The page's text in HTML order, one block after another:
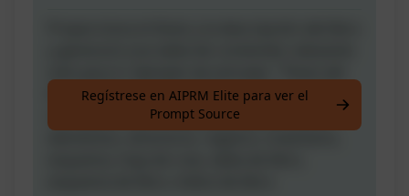
libro", "Descripción del libro" Si te resultó
útil, ¡dale un like! ;) Palabras clave: índice,
Regístrese en AIPRM Elite para ver el
Prompt Source